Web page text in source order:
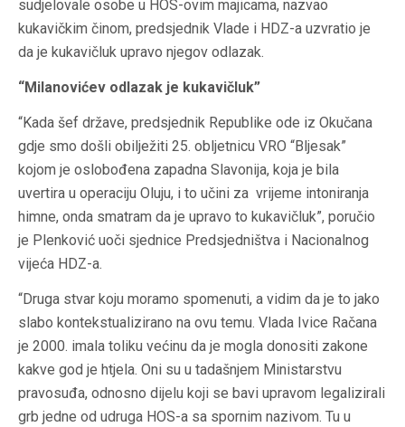
sudjelovale osobe u HOS-ovim majicama, nazvao
kukavičkim činom, predsjednik Vlade i HDZ-a uzvratio je
da je kukavičluk upravo njegov odlazak.
“Milanovićev odlazak je kukavičluk”
“Kada šef države, predsjednik Republike ode iz Okučana
gdje smo došli obilježiti 25. obljetnicu VRO “Bljesak”
kojom je oslobođena zapadna Slavonija, koja je bila
uvertira u operaciju Oluju, i to učini za vrijeme intoniranja
himne, onda smatram da je upravo to kukavičluk”, poručio
je Plenković uoči sjednice Predsjedništva i Nacionalnog
vijeća HDZ-a.
“Druga stvar koju moramo spomenuti, a vidim da je to jako
slabo kontekstualizirano na ovu temu. Vlada Ivice Račana
je 2000. imala toliku većinu da je mogla donositi zakone
kakve god je htjela. Oni su u tadašnjem Ministarstvu
pravosuđa, odnosno dijelu koji se bavi upravom legalizirali
grb jedne od udruga HOS-a sa spornim nazivom. Tu u